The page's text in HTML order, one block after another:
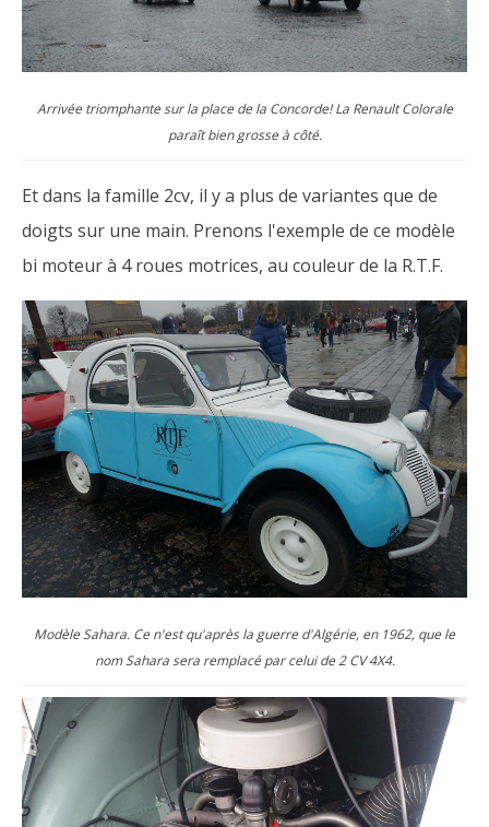
Arrivée triomphante sur la place de la Concorde! La Renault Colorale
paraît bien grosse à côté.
Et dans la famille 2cv, il y a plus de variantes que de
doigts sur une main. Prenons l'exemple de ce modèle
bi moteur à 4 roues motrices, au couleur de la R.T.F.
Modèle Sahara. Ce n'est qu'après la guerre d'Algérie, en 1962, que le
nom Sahara sera remplacé par celui de 2 CV 4X4.